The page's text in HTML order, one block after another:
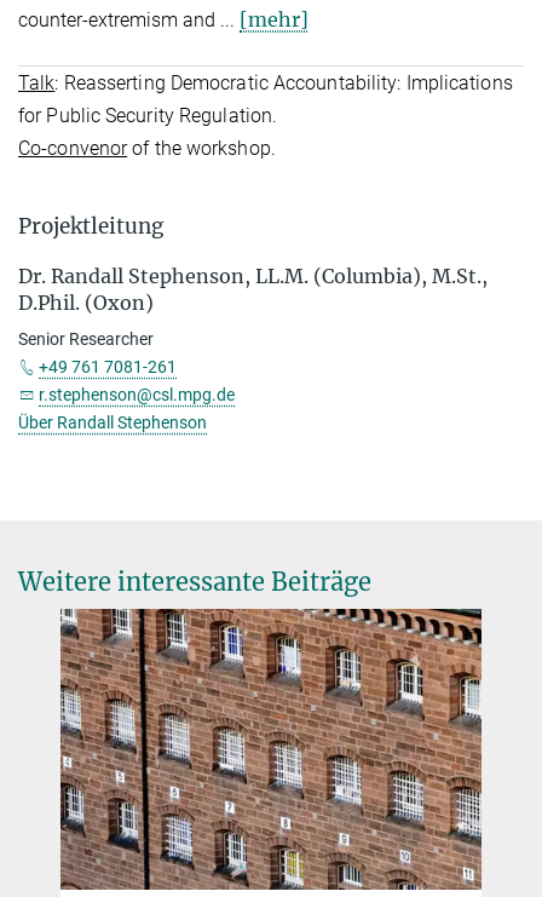
counter-extremism and ... [mehr]
Talk: Reasserting Democratic Accountability: Implications
for Public Security Regulation.
Co-convenorof the workshop.
Projektleitung
Dr. Ran­dall Ste­phen­son, LL.M. (Columbia), M.St.,
D.Phil. (Oxon)
Senior Researcher
+49 761 7081-261
r.stephenson@csl.mpg.de
Über Randall Stephenson
Weitere interessante Beiträge